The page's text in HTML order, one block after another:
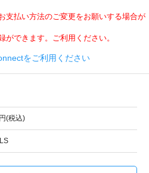
支払い方法のご変更をお願いする場合が
できます。ご利用ください。
をご利用ください
(税込)